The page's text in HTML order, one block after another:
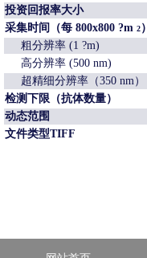
投资回报率大小
采集时间（每 800x800 ?m 2）
粗分辨率 (1 ?m)
高分辨率 (500 nm)
超精细分辨率（350 nm）
检测下限（抗体数量）
动态范围
文件类型TIFF